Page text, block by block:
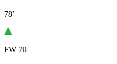
78’
FW 70